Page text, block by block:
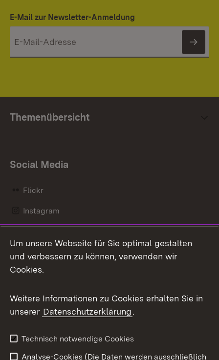
E-Mail zur Newsletter-Anmeldung
Themenübersicht
Social Media
Flickr
Instagram
Mastodon
Messenger
Social Wall
X / Twitter
Youtube
Um unsere Webseite für Sie optimal gestalten
und verbessern zu können, verwenden wir
Cookies.
Weitere Informationen zu Cookies erhalten Sie in
unserer Datenschutzerklärung.
Technisch notwendige Cookies
Analyse-Cookies (Die Daten werden ausschließlich